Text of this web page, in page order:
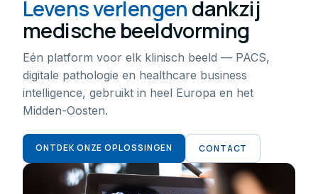
Levens verlengen dankzij
medische beeldvorming
Eén platform voor elk klinisch beeld — PACS,
digitale pathologie en healthcare business
intelligence, gebruikt in heel Europa en het
Midden-Oosten.
ONTDEK ONZE OPLOSSINGEN CONTACT